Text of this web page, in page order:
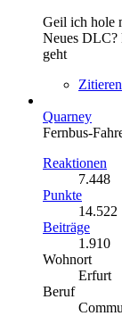
Geil ich hole
Neues DLC?
geht
Zitieren
Quarney
Fernbus-
Reaktionen
7.448
Punkte
14.522
Beiträge
1.910
Wohnort
Erfurt
Beruf